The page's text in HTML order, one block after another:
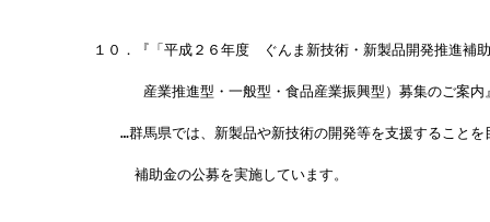
１０．『「平成２６年度　ぐんま新技術・新製品開発推進補
産業推進型・一般型・食品産業振興型）募集のご案内
…群馬県では、新製品や新技術の開発等を支援することを
補助金の公募を実施しています。